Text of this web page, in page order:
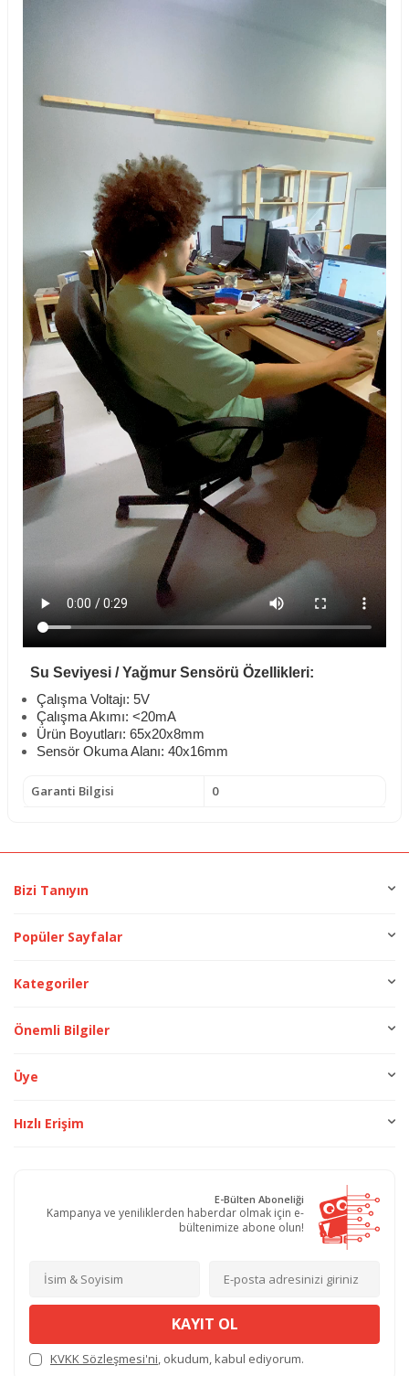
Su Seviyesi / Yağmur Sensörü Özellikleri:
Çalışma Voltajı: 5V
Çalışma Akımı: <20mA
Ürün Boyutları: 65x20x8mm
Sensör Okuma Alanı: 40x16mm
Garanti Bilgisi 0
Bizi Tanıyın
Popüler Sayfalar
Kategoriler
Önemli Bilgiler
Üye
Hızlı Erişim
E-Bülten Aboneliği
Kampanya ve yeniliklerden haberdar olmak için e-
bültenimize abone olun!
KAYIT OL
KVKK Sözleşmesi'ni, okudum, kabul ediyorum.